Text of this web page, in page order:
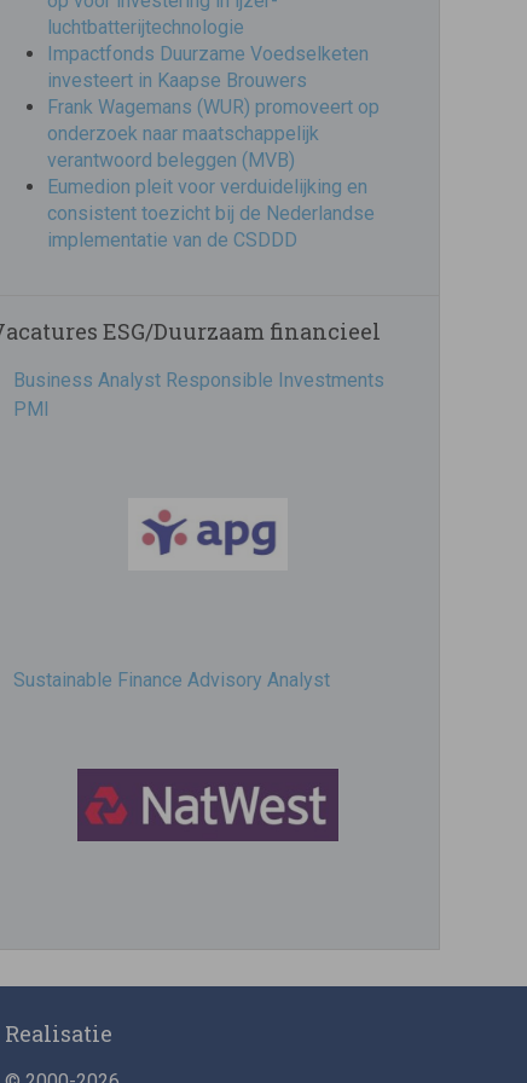
luchtbatterijtechnologie
Impactfonds Duurzame Voedselketen
investeert in Kaapse Brouwers
Frank Wagemans (WUR) promoveert op
onderzoek naar maatschappelijk
verantwoord beleggen (MVB)
Eumedion pleit voor verduidelijking en
consistent toezicht bij de Nederlandse
implementatie van de CSDDD
ESG/Duurzaam financieel
Business Analyst Responsible Investments
PMI
Sustainable Finance Advisory Analyst
Director, Impact Investing
Realisatie